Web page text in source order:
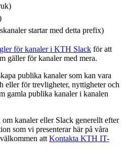
startar med detta prefix)
för kanaler i KTH Slack för att
gäller för kanaler med mera.
publika kanaler som kan vara
eller för trevligheter, nyttigheter och
gamla publika kanaler i kanalen
kanaler eller Slack generellt efter
som vi presenterar här på våra
att Kontakta KTH IT-